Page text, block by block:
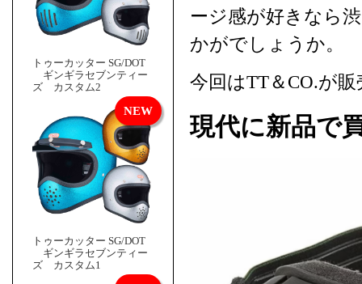
トゥーカッター SG/DOT
ギンギラセブンティー
ズ カスタム2
トゥーカッター SG/DOT
ギンギラセブンティー
ズ カスタム1
ージ感が好きなら
かがでしょうか。
今回はTT＆CO.が
現代に新品で